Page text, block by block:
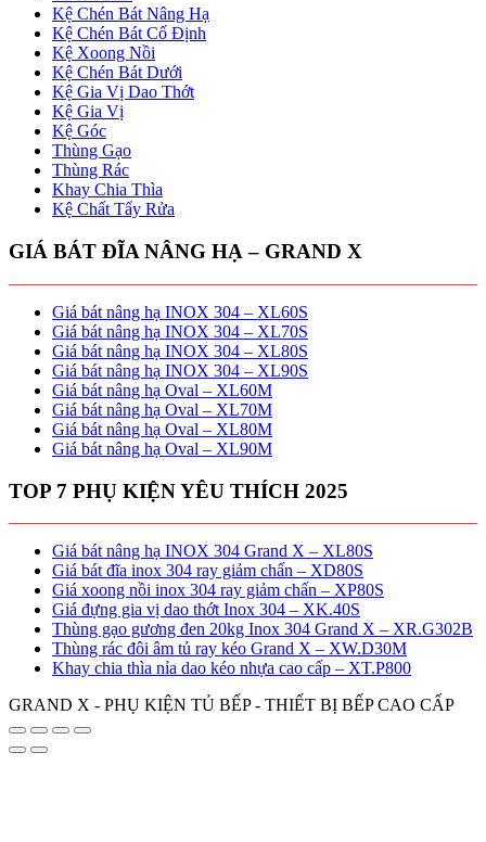
Kệ Chén Bát Nâng Hạ
Kệ Chén Bát Cố Định
Kệ Xoong Nồi
Kệ Chén Bát Dưới
Kệ Gia Vị Dao Thớt
Kệ Gia Vị
Kệ Góc
Thùng Gạo
Thùng Rác
Khay Chia Thìa
Kệ Chất Tẩy Rửa
GIÁ BÁT ĐĨA NÂNG HẠ – GRAND X
Giá bát nâng hạ INOX 304 – XL60S
Giá bát nâng hạ INOX 304 – XL70S
Giá bát nâng hạ INOX 304 – XL80S
Giá bát nâng hạ INOX 304 – XL90S
Giá bát nâng hạ Oval – XL60M
Giá bát nâng hạ Oval – XL70M
Giá bát nâng hạ Oval – XL80M
Giá bát nâng hạ Oval – XL90M
TOP 7 PHỤ KIỆN YÊU THÍCH 2025
Giá bát nâng hạ INOX 304 Grand X – XL80S
Giá bát đĩa inox 304 ray giảm chấn – XD80S
Giá xoong nồi inox 304 ray giảm chấn – XP80S
Giá đựng gia vị dao thớt Inox 304 – XK.40S
Thùng gạo gương đen 20kg Inox 304 Grand X – XR.G302B
Thùng rác đôi âm tủ ray kéo Grand X – XW.D30M
Khay chia thìa nỉa dao kéo nhựa cao cấp – XT.P800
GRAND X - PHỤ KIỆN TỦ BẾP - THIẾT BỊ BẾP CAO CẤP